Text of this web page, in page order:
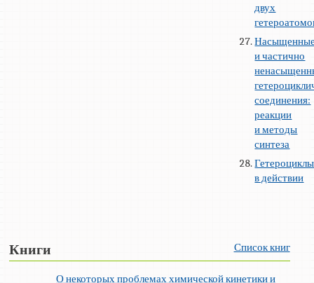
двух
и частично
соединения:
реакции
и методы
синтеза
Гетероциклы
в действии
Книги Список книг
О некоторых проблемах химической кинетики и